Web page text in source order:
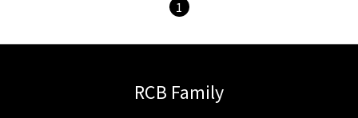
1
RCB Family